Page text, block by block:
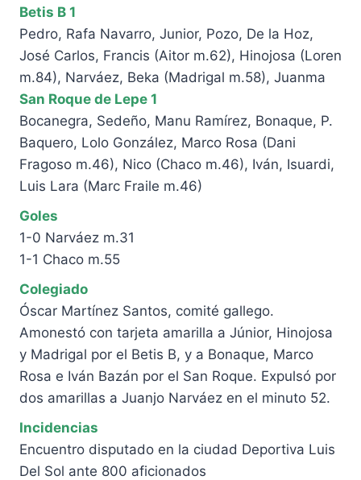
Betis B 1
Pedro, Rafa Navarro, Junior, Pozo, De la Hoz,
José Carlos, Francis (Aitor m.62), Hinojosa (Loren
m.84), Narváez, Beka (Madrigal m.58), Juanma
San Roque de Lepe 1
Bocanegra, Sedeño, Manu Ramírez, Bonaque, P.
Baquero, Lolo González, Marco Rosa (Dani
Fragoso m.46), Nico (Chaco m.46), Iván, Isuardi,
Luis Lara (Marc Fraile m.46)
Goles
1-0 Narváez m.31
1-1 Chaco m.55
Colegiado
Óscar Martínez Santos, comité gallego.
Amonestó con tarjeta amarilla a Júnior, Hinojosa
y Madrigal por el Betis B, y a Bonaque, Marco
Rosa e Iván Bazán por el San Roque. Expulsó por
dos amarillas a Juanjo Narváez en el minuto 52.
Incidencias
Encuentro disputado en la ciudad Deportiva Luis
Del Sol ante 800 aficionados